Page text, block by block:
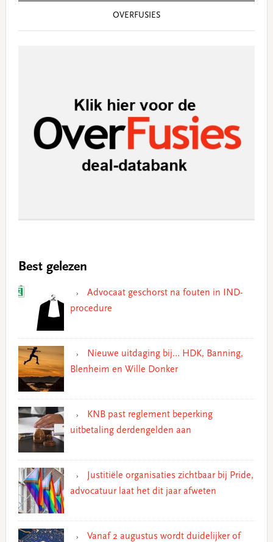
OVERFUSIES
Best gelezen
Advocaat geschorst na fouten in IND-
procedure
Nieuwe uitdaging bij… HDK, Banning,
Blenheim en Wille Donker
KNB past reglement beperking
uitbetaling derdengelden aan
Justitiële organisaties zichtbaar bij Pride,
advocatuur laat het dit jaar afweten
Vanaf 2 augustus wordt duidelijker of